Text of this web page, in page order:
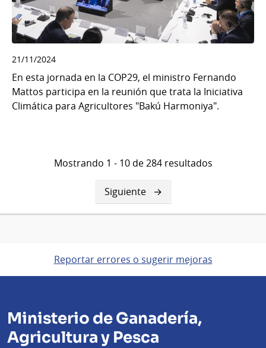
21/11/2024
En esta jornada en la COP29, el ministro Fernando
Mattos participa en la reunión que trata la Iniciativa
Climática para Agricultores "Bakú Harmoniya".
Mostrando 1 - 10 de 284 resultados
Siguiente
página
Siguiente
Reportar errores o sugerir mejoras
Ministerio de Ganadería,
Agricultura y Pesca